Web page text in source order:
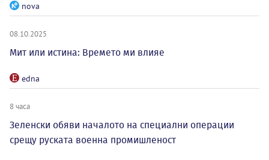
nova
08.10.2025
Мит или истина: Времето ми влияе
edna
8 часа
Зеленски обяви началото на специални операции
срещу руската военна промишленост